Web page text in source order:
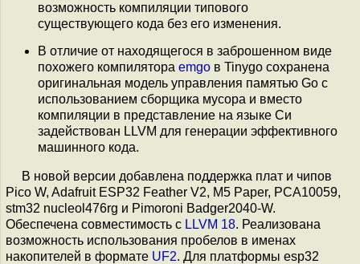
возможность компиляции типового
существующего кода без его изменения.
В отличие от находящегося в заброшенном виде
похожего компилятора emgo в Tinygo сохранена
оригинальная модель управления памятью Go с
использованием сборщика мусора и вместо
компиляции в представление на языке Си
задействован LLVM для генерации эффективного
машинного кода.
В новой версии добавлена поддержка плат и чипов
Pico W, Adafruit ESP32 Feather V2, M5 Paper, PCA10059,
stm32 nucleol476rg и Pimoroni Badger2040-W.
Обеспечена совместимость с LLVM 18. Реализована
возможность использования пробелов в именах
накопителей в формате UF2. Для платформы esp32